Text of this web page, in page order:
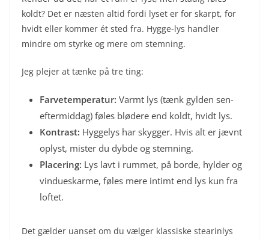
koldt? Det er næsten altid fordi lyset er for skarpt, for
hvidt eller kommer ét sted fra. Hygge-lys handler
mindre om styrke og mere om stemning.
Jeg plejer at tænke på tre ting:
Farvetemperatur: Varmt lys (tænk gylden sen-
eftermiddag) føles blødere end koldt, hvidt lys.
Kontrast: Hyggelys har skygger. Hvis alt er jævnt
oplyst, mister du dybde og stemning.
Placering: Lys lavt i rummet, på borde, hylder og
vindueskarme, føles mere intimt end lys kun fra
loftet.
Det gælder uanset om du vælger klassiske stearinlys